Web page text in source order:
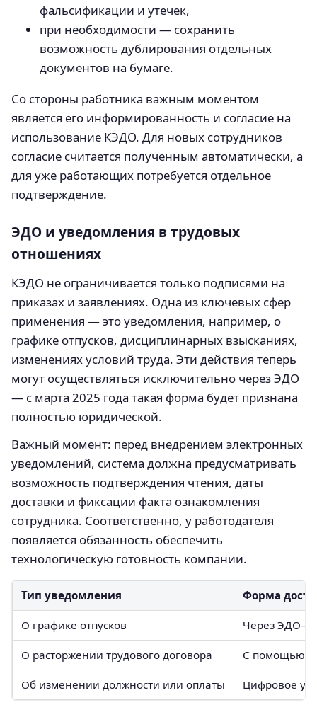
фальсификации и утечек,
при необходимости — сохранить
возможность дублирования отдельных
документов на бумаге.
Со стороны работника важным моментом
является его информированность и согласие на
использование КЭДО. Для новых сотрудников
согласие считается полученным автоматически, а
для уже работающих потребуется отдельное
подтверждение.
ЭДО и уведомления в трудовых
отношениях
КЭДО не ограничивается только подписями на
приказах и заявлениях. Одна из ключевых сфер
применения — это уведомления, например, о
графике отпусков, дисциплинарных взысканиях,
изменениях условий труда. Эти действия теперь
могут осуществляться исключительно через ЭДО
— с марта 2025 года такая форма будет признана
полностью юридической.
Важный момент: перед внедрением электронных
уведомлений, система должна предусматривать
возможность подтверждения чтения, даты
доставки и фиксации факта ознакомления
сотрудника. Соответственно, у работодателя
появляется обязанность обеспечить
технологическую готовность компании.
Тип уведомления Форма
О графике отпусков Через ЭДО-
О расторжении трудового договора С помощью
Об изменении должности или оплаты Цифровое